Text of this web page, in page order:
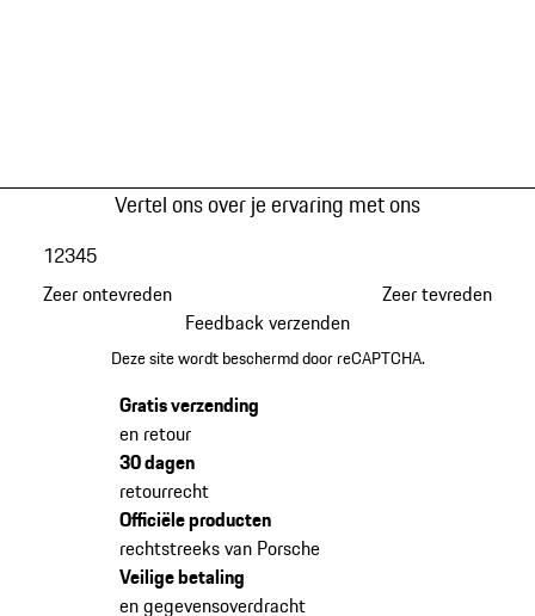
Vertel ons over je ervaring met ons
Zeer ontevreden
12345
Zeer tevreden
Feedback verzenden
Deze site wordt beschermd door reCAPTCHA.
Gratis verzending
en retour
30 dagen
retourrecht
Officiële producten
rechtstreeks van Porsche
Veilige betaling
en gegevensoverdracht